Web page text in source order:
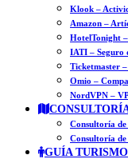
Klook –
Amazon –
HotelTonight
IATI – Seguro
Ticketmaster
Omio –
NordVPN –
Consultoría
Consultoría
GUÍA